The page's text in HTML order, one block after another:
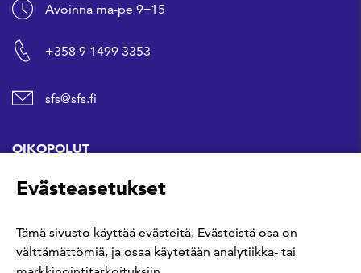
Avoinna ma-pe 9−15
+358 9 1499 3353
sfs@sfs.fi
OIKOPOLUT
Hanki standardi
Kommentoi tekeillä olevia standardeja
Evästeasetukset
Tämä sivusto käyttää evästeitä. Evästeistä osa on
välttämättömiä, ja osaa käytetään analytiikka- tai